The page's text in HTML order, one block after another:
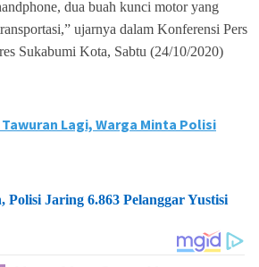
dua buah kunci motor yang
ujarnya dalam Konferensi Pers
Sukabumi Kota, Sabtu (24/10/2020)
Lagi, Warga Minta Polisi
Polisi Jaring 6.863 Pelanggar Yustisi